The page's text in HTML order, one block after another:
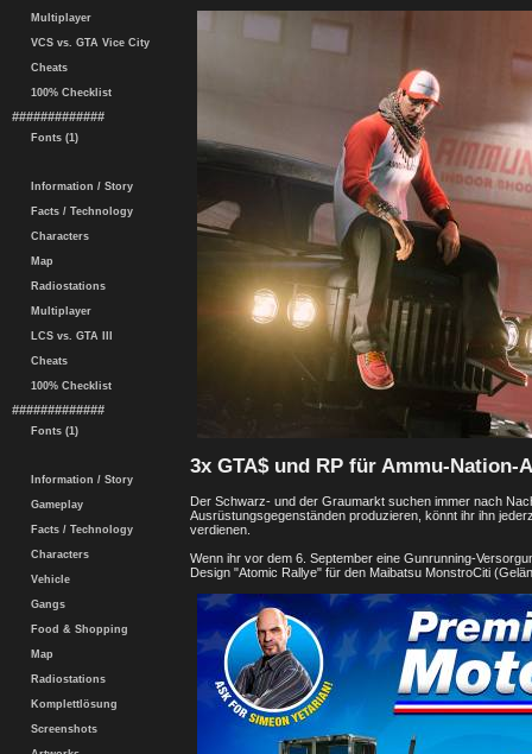
Multiplayer
VCS vs. GTA Vice City
Cheats
100% Checklist
#############
Fonts (1)
Information / Story
Facts / Technology
Characters
Map
Radiostations
Multiplayer
LCS vs. GTA III
Cheats
100% Checklist
#############
Fonts (1)
Information / Story
Gameplay
Facts / Technology
Characters
Vehicle
Gangs
Food & Shopping
Map
Radiostations
Komplettlösung
Screenshots
3x GTA$ und RP für Ammu-Nation-
Der Schwarz- und der Graumarkt suchen immer nach
Ausrüstungsgegenständen produzieren, könnt ihr ihn
verdienen.
Wenn ihr vor dem 6. September eine Gunrunning-
Design "Atomic Rallye" für den Maibatsu MonstroCiti